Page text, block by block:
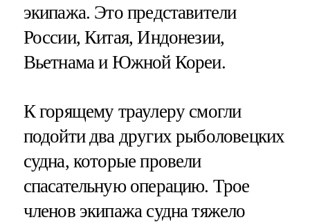
экипажа. Это представители
России, Китая, Индонезии,
Вьетнама и Южной Кореи.
К горящему траулеру смогли
подойти два других рыболовецких
судна, которые провели
спасательную операцию. Трое
членов экипажа судна тяжело